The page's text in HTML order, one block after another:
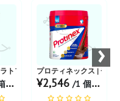
400g
トフィー風味
り
お薬ショップ
プロティネックス | チョ
¥2,546 /1 個 あたり
›